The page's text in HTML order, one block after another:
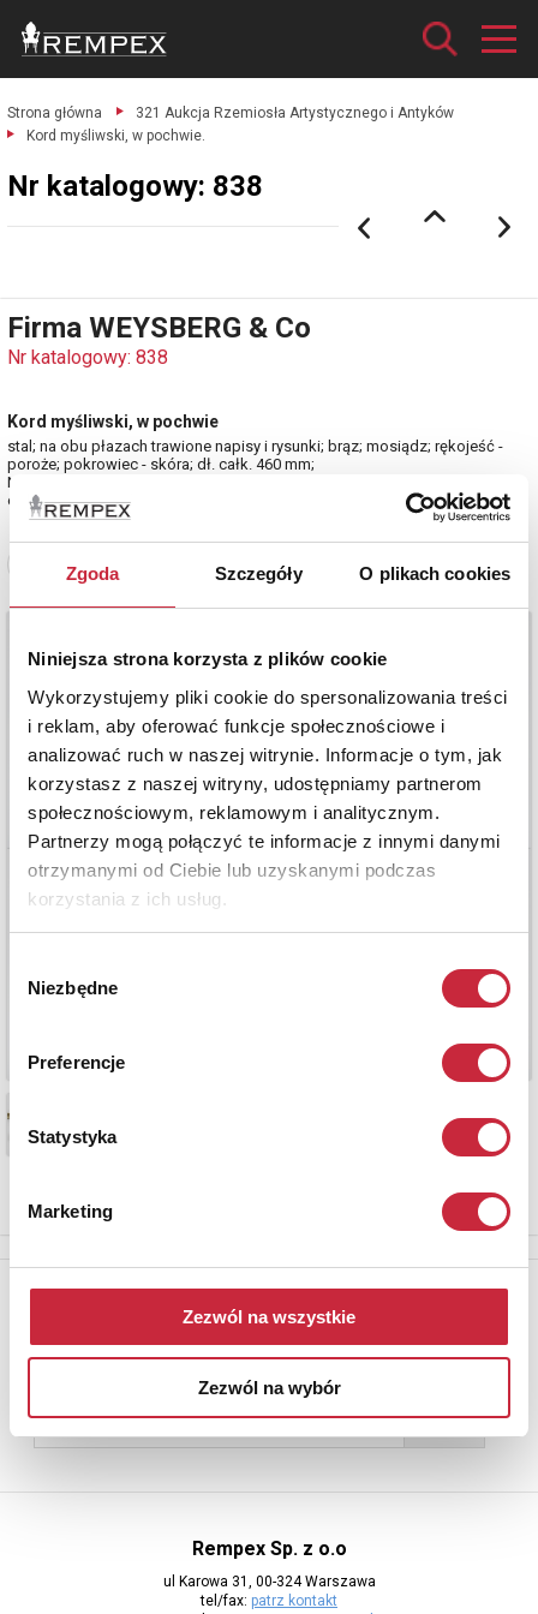
Zgoda Szczegóły O plikach cookies
Niniejsza strona korzysta z plików cookie
Wykorzystujemy pliki cookie do spersonalizowania treści
i reklam, aby oferować funkcje społecznościowe i
analizować ruch w naszej witrynie. Informacje o tym, jak
korzystasz z naszej witryny, udostępniamy partnerom
społecznościowym, reklamowym i analitycznym.
Partnerzy mogą połączyć te informacje z innymi danymi
otrzymanymi od Ciebie lub uzyskanymi podczas
korzystania z ich usług.
zgody
Niezbędne
Preferencje
Statystyka
Marketing
Zezwól na wszystkie
Zezwól na wybór
Strona główna
321 Aukcja Rzemiosła Artystycznego i Antyków
Kord myśliwski, w pochwie.
Nr katalogowy: 838
Firma WEYSBERG & Co
Nr katalogowy: 838
Kord myśliwski, w pochwie
stal; na obu płazach trawione napisy i rysunki; brąz; mosiądz; rękojeść -
poroże; pokrowiec - skóra; dł. całk. 460 mm;
Niemcy, lata 30. XX w.
estymacja: 2 400 - 2 900 zł
Zobacz pełne informacje
Newsletter
Aby otrzymywać informacje o nowych aukcjach, prosimy podać
adres e-mail
Rempex Sp. z o.o
ul Karowa 31, 00-324 Warszawa
tel/fax: patrz kontakt